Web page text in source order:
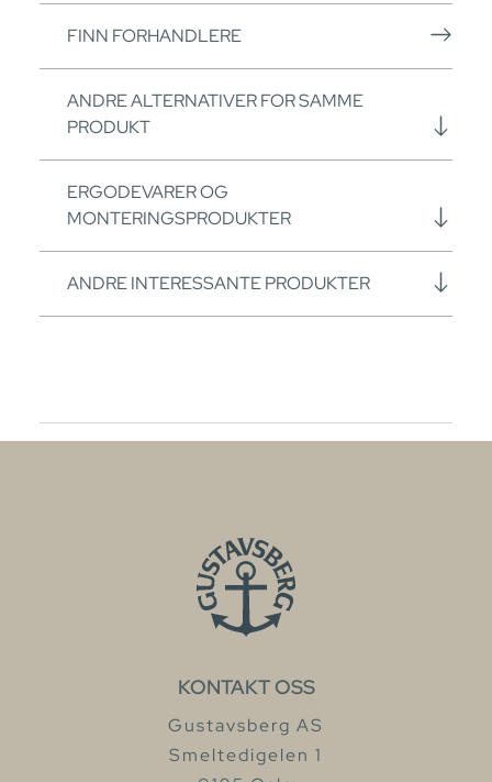
FINN FORHANDLERE
ANDRE ALTERNATIVER FOR SAMME
PRODUKT
ERGODEVARER OG
MONTERINGSPRODUKTER
ANDRE INTERESSANTE PRODUKTER
KONTAKT OSS
Gustavsberg AS
Smeltedigelen 1